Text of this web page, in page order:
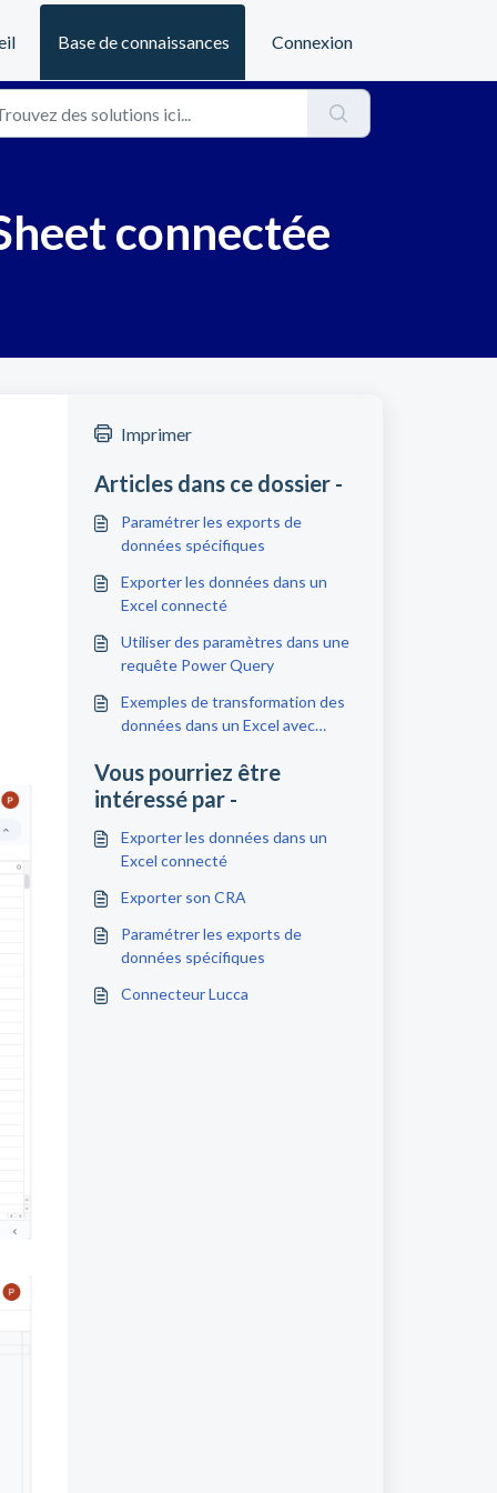
Base de connaissances Connexion
connectée
Imprimer
Articles dans ce dossier -
Paramétrer les exports de
données spécifiques
Exporter les données dans un
Excel connecté
Utiliser des paramètres dans une
requête Power Query
Exemples de transformation des
données dans un Excel avec
Vous pourriez être
intéressé par -
Exporter les données dans un
Excel connecté
Exporter son CRA
Paramétrer les exports de
données spécifiques
Connecteur Lucca